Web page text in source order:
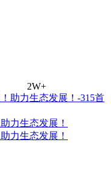
2W+
力生态发展！
力生态发展！